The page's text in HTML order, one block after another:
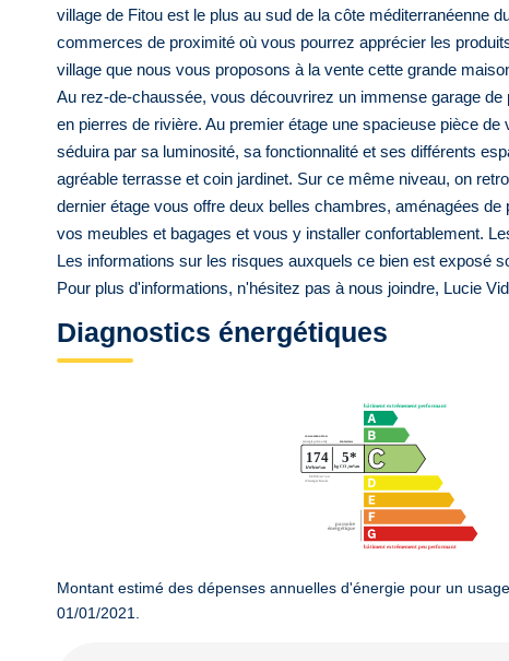
village de Fitou est le plus au sud de la côte méditerranéenne
commerces de proximité où vous pourrez apprécier les
village que nous vous proposons à la vente cette grande
Au rez-de-chaussée, vous découvrirez un immense garage
en pierres de rivière. Au premier étage une spacieuse pièce
séduira par sa luminosité, sa fonctionnalité et ses différents
agréable terrasse et coin jardinet. Sur ce même niveau, on
dernier étage vous offre deux belles chambres, aménagées
vos meubles et bagages et vous y installer confortablement.
Les informations sur les risques auxquels ce bien est exposé
Pour plus d'informations, n'hésitez pas à nous joindre, Lucie
Diagnostics énergétiques
Montant estimé des dépenses annuelles d'énergie pour un
01/01/2021.